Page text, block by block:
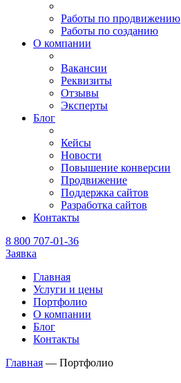
Работы по продвижению
Работы по созданию
О компании
Вакансии
Реквизиты
Отзывы
Эксперты
Блог
Кейсы
Новости
Повышение конверсии
Продвижение
Поддержка сайтов
Разработка сайтов
Контакты
8 800 707-01-36
Заявка
Главная
Услуги и цены
Портфолио
О компании
Блог
Контакты
Главная — Портфолио